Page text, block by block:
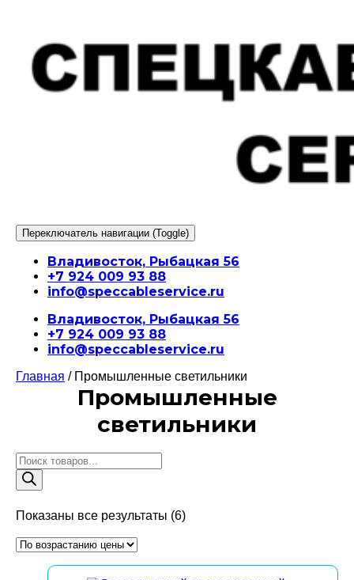
содержимому
Переключатель навигации (Toggle)
Владивосток, Рыбацкая 56
+7 924 009 93 88
info@speccableservice.ru
Владивосток, Рыбацкая 56
+7 924 009 93 88
info@speccableservice.ru
Главная / Промышленные светильники
Промышленные
светильники
Поиск
товаров
Показаны все результаты (6)Цены: